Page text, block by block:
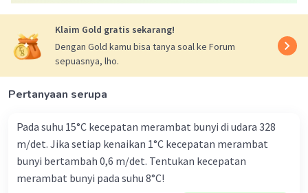
Jadi besar momen inersia sistem jika garis r2 sebagai
sumbu putarnya adalah 192 kg.m².
Oleh karena itu jawaban yang benar adalah C.
Beri Rating·0.0(0)
Klaim Gold gratis sekarang!
Dengan Gold kamu bisa tanya soal ke Forum
sepuasnya, lho.
Pertanyaan serupa
Pada suhu 15°C kecepatan merambat bunyi di udara 328
m/det. Jika setiap kenaikan 1°C kecepatan merambat
bunyi bertambah 0,6 m/det. Tentukan kecepatan
merambat bunyi pada suhu 8°C!